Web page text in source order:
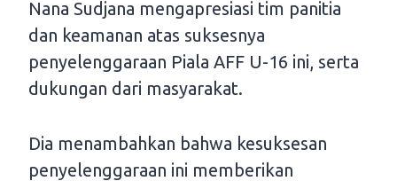
Nana Sudjana mengapresiasi tim panitia
dan keamanan atas suksesnya
penyelenggaraan Piala AFF U-16 ini, serta
dukungan dari masyarakat.
Dia menambahkan bahwa kesuksesan
penyelenggaraan ini memberikan